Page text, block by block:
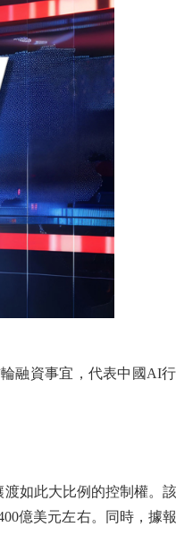
融資事宜，代表中國AI
如此大比例的控制權。
億美元左右。同時，據